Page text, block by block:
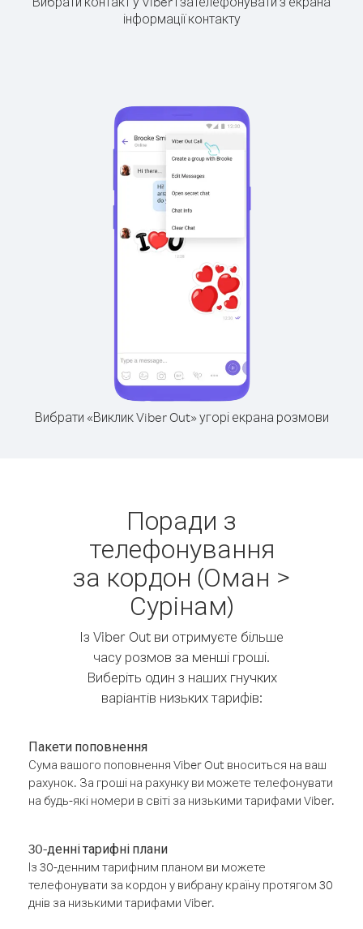
інформації контакту
Вибрати «Виклик Viber Out» угорі екрана розмови
Поради з
телефонування
за кордон (Оман >
Сурінам)
Із Viber Out ви отримуєте більше
часу розмов за менші гроші.
Виберіть один з наших гнучких
варіантів низьких тарифів:
Пакети поповнення
Сума вашого поповнення Viber Out вноситься на ваш
рахунок. За гроші на рахунку ви можете телефонувати
на будь-які номери в світі за низькими тарифами Viber.
30-денні тарифні плани
Із 30-денним тарифним планом ви можете
телефонувати за кордон у вибрану країну протягом 30
днів за низькими тарифами Viber.